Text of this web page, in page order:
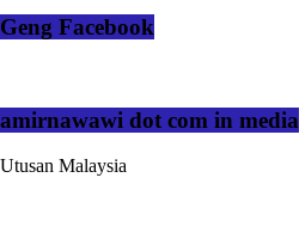
Geng Facebook
amirnawawi dot com in media
Utusan Malaysia